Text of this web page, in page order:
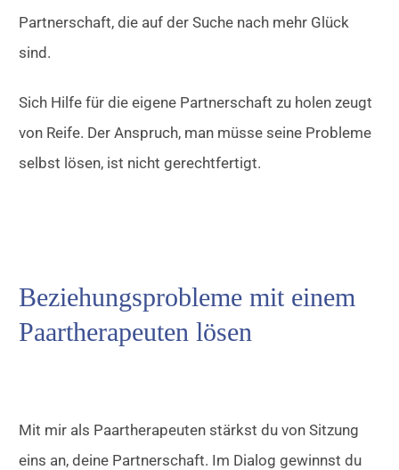
Partnerschaft, die auf der Suche nach mehr Glück
sind.
Sich Hilfe für die eigene Partnerschaft zu holen zeugt
von Reife. Der Anspruch, man müsse seine Probleme
selbst lösen, ist nicht gerechtfertigt.
Beziehungsprobleme mit einem
Paartherapeuten lösen
Mit mir als Paartherapeuten stärkst du von Sitzung
eins an, deine Partnerschaft. Im Dialog gewinnst du